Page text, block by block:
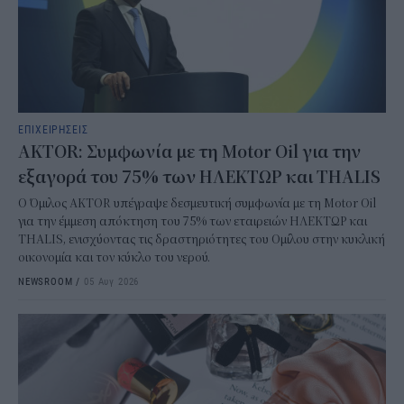
ΕΠΙΧΕΙΡΗΣΕΙΣ
AKTOR: Συμφωνία με τη Motor Oil για την
εξαγορά του 75% των ΗΛΕΚΤΩΡ και THALIS
Ο Όμιλος AKTOR υπέγραψε δεσμευτική συμφωνία με τη Motor Oil
για την έμμεση απόκτηση του 75% των εταιρειών ΗΛΕΚΤΩΡ και
THALIS, ενισχύοντας τις δραστηριότητες του Ομίλου στην κυκλική
οικονομία και τον κύκλο του νερού.
NEWSROOM / 05 Αυγ 2026